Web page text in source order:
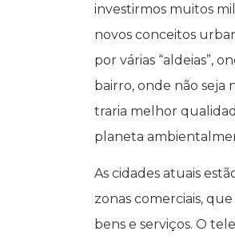
investirmos muitos
novos conceitos
por várias “aldeias”,
bairro, onde não seja
traria melhor
planeta
As cidades atuais
zonas comerciais,
bens e serviços. O